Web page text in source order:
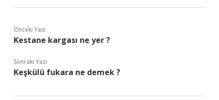
Önceki Yazı
Kestane kargası ne yer ?
Sonraki Yazı
Keşkülü fukara ne demek ?